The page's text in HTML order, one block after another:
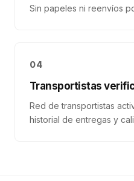
Sin papeles ni reenvíos
04
Transportistas
Red de transportistas
historial de entregas y